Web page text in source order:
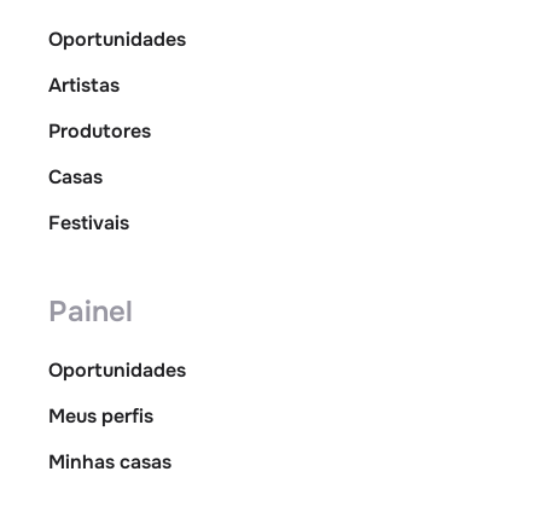
Oportunidades
Artistas
Produtores
Casas
Festivais
Painel
Oportunidades
Meus perfis
Minhas casas